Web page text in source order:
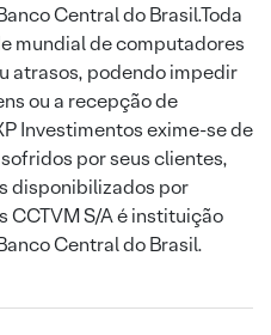
Central do Brasil.Toda
mundial de computadores
atrasos, podendo impedir
ou a recepção de
Investimentos exime-se de
por seus clientes,
disponibilizados por
CCTVM S/A é instituição
Central do Brasil.